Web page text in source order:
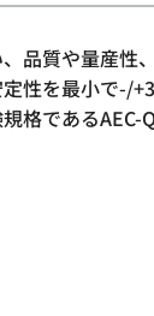
品質や量産
性を最小で-/
である